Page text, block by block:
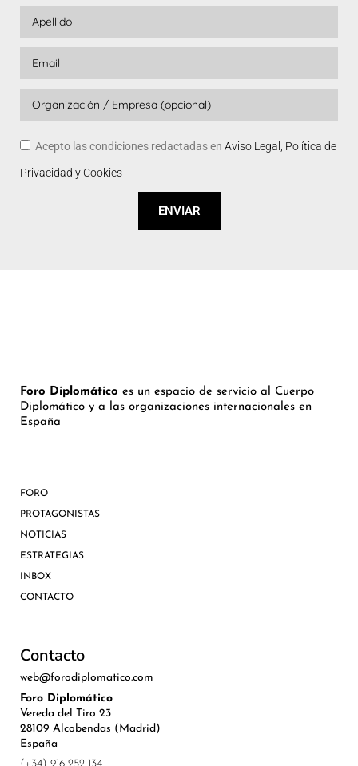
Acepto las condiciones redactadas en Aviso Legal, Política de
Privacidad y Cookies
ENVIAR
Foro Diplomático es un espacio de servicio al Cuerpo
Diplomático y a las organizaciones internacionales en
España
FORO
PROTAGONISTAS
NOTICIAS
ESTRATEGIAS
INBOX
CONTACTO
Contacto
web@forodiplomatico.com
Foro Diplomático
Vereda del Tiro 23
28109 Alcobendas (Madrid)
España